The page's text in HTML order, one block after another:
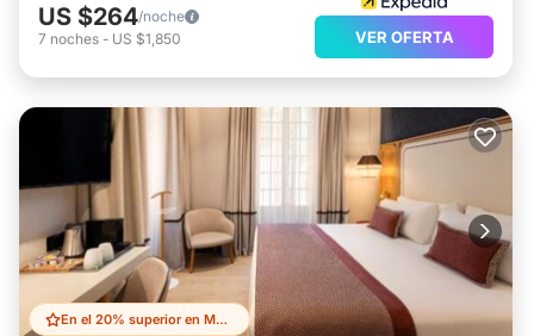
US $264/noche
7 noches - US $1,850 VER OFERTA
En el 20% superior en Malaga Historic Centre